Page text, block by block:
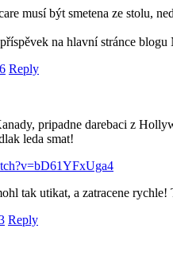
musí být smetena ze stolu,
na hlavní stránce blogu
Reply
pripadne darebaci z
leda smat!
tak utikat, a zatracene rychle!
Reply